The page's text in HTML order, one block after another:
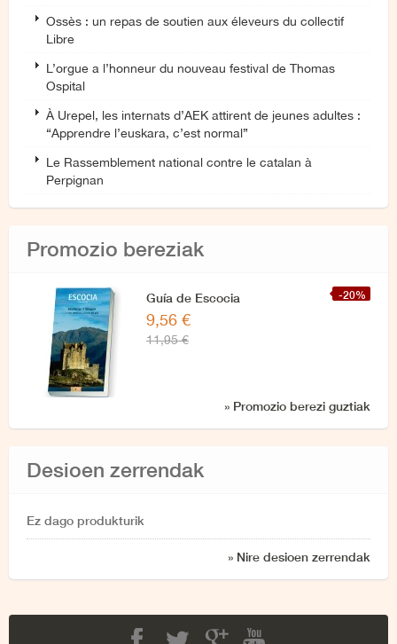
Ossès : un repas de soutien aux éleveurs du collectif
Libre
L’orgue a l’honneur du nouveau festival de Thomas
Ospital
À Urepel, les internats d’AEK attirent de jeunes adultes :
“Apprendre l’euskara, c’est normal”
Le Rassemblement national contre le catalan à
Perpignan
Promozio bereziak
-20%
Guía de Escocia
9,56 €
11,95 €
» Promozio berezi guztiak
Desioen zerrendak
Ez dago produkturik
» Nire desioen zerrendak